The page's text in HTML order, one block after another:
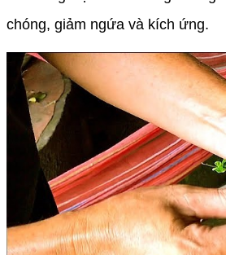
chóng, giảm ngứa và kích ứng.